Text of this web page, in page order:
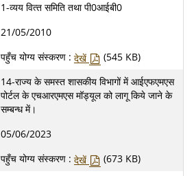
1-व्‍यय वित्‍त समिति तथा पी0आईबी0
21/05/2010
पहुँच योग्य संस्करण : देखें
(545 KB)
14-राज्य के समस्त शासकीय विभागों में आईएफएमएस
पोर्टल के एचआरएमएस मॉड्यूल को लागू किये जाने के
सम्बन्ध में।
05/06/2023
पहुँच योग्य संस्करण : देखें
(673 KB)